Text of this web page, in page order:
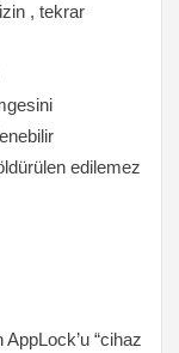
, tekrar
edilemez
“cihaz